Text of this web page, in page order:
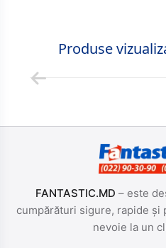
Produse
FANTASTIC.MD – este
cumpărături sigure, rapide
nevoie la un